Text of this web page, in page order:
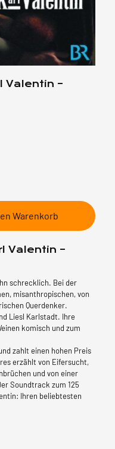
Valentin –
Warenkorb
Valentin –
schrecklich. Bei der
misanthropischen, von
Querdenker.
Liesl Karlstadt. Ihre
komisch und zum
zahlt einen hohen Preis
erzählt von Eifersucht,
und von einer
Soundtrack zum 125
Ihren beliebtesten